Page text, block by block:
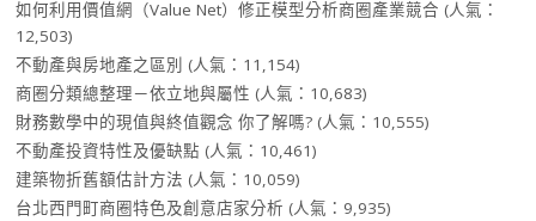
如何利用價值網（Value Net）修正模型分析商圈產業競合 (人氣：
12,503)
不動產與房地產之區別 (人氣：11,154)
商圈分類總整理－依立地與屬性 (人氣：10,683)
財務數學中的現值與終值觀念 你了解嗎? (人氣：10,555)
不動產投資特性及優缺點 (人氣：10,461)
建築物折舊額估計方法 (人氣：10,059)
台北西門町商圈特色及創意店家分析 (人氣：9,935)